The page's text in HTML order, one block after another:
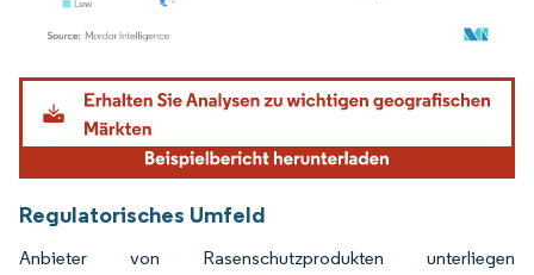
Bild © Mordor Intelligence. Wiederverwendung erfordert Namensnennung gemäß
Regulatorisches Umfeld
Anbieter von Rasenschutzprodukten unterliegen